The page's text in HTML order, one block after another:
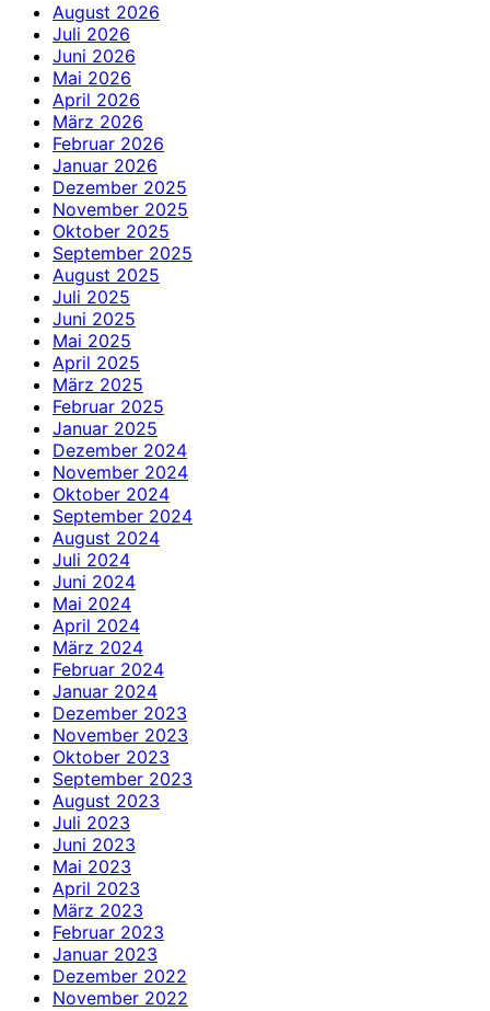
August 2026
Juli 2026
Juni 2026
Mai 2026
April 2026
März 2026
Februar 2026
Januar 2026
Dezember 2025
November 2025
Oktober 2025
September 2025
August 2025
Juli 2025
Juni 2025
Mai 2025
April 2025
März 2025
Februar 2025
Januar 2025
Dezember 2024
November 2024
Oktober 2024
September 2024
August 2024
Juli 2024
Juni 2024
Mai 2024
April 2024
März 2024
Februar 2024
Januar 2024
Dezember 2023
November 2023
Oktober 2023
September 2023
August 2023
Juli 2023
Juni 2023
Mai 2023
April 2023
März 2023
Februar 2023
Januar 2023
Dezember 2022
November 2022